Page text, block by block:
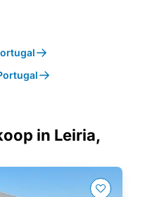
in Leiria,